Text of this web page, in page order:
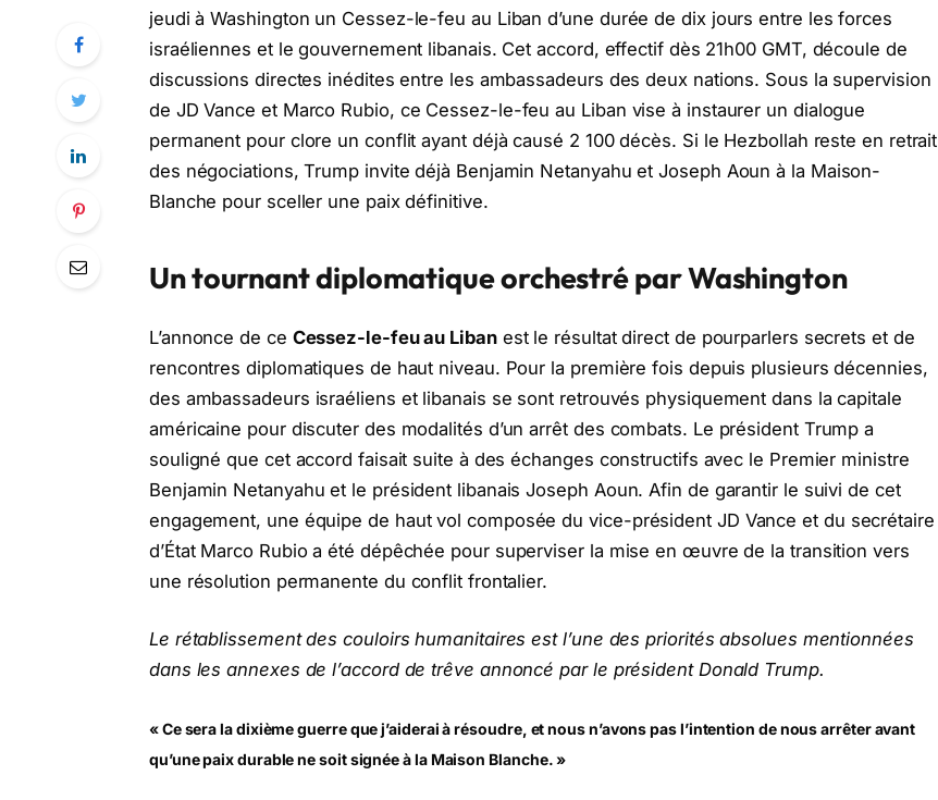
jeudi à Washington un Cessez-le-feu au Liban d’une durée de dix jours entre les forces
israéliennes et le gouvernement libanais. Cet accord, effectif dès 21h00 GMT, découle de
discussions directes inédites entre les ambassadeurs des deux nations. Sous la supervision
de JD Vance et Marco Rubio, ce Cessez-le-feu au Liban vise à instaurer un dialogue
permanent pour clore un conflit ayant déjà causé 2 100 décès. Si le Hezbollah reste en retrait
des négociations, Trump invite déjà Benjamin Netanyahu et Joseph Aoun à la Maison-
Blanche pour sceller une paix définitive.
Un tournant diplomatique orchestré par Washington
L’annonce de ce Cessez-le-feu au Libanest le résultat direct de pourparlers secrets et de
rencontres diplomatiques de haut niveau. Pour la première fois depuis plusieurs décennies,
des ambassadeurs israéliens et libanais se sont retrouvés physiquement dans la capitale
américaine pour discuter des modalités d’un arrêt des combats. Le président Trump a
souligné que cet accord faisait suite à des échanges constructifs avec le Premier ministre
Benjamin Netanyahu et le président libanais Joseph Aoun. Afin de garantir le suivi de cet
engagement, une équipe de haut vol composée du vice-président JD Vance et du secrétaire
d’État Marco Rubio a été dépêchée pour superviser la mise en œuvre de la transition vers
une résolution permanente du conflit frontalier.
Le rétablissement des couloirs humanitaires est l’une des priorités absolues mentionnées
dans les annexes de l’accord de trêve annoncé par le président Donald Trump.
« Ce sera la dixième guerre que j’aiderai à résoudre, et nous n’avons pas l’intention de nous arrêter avant
qu’une paix durable ne soit signée à la Maison Blanche. »